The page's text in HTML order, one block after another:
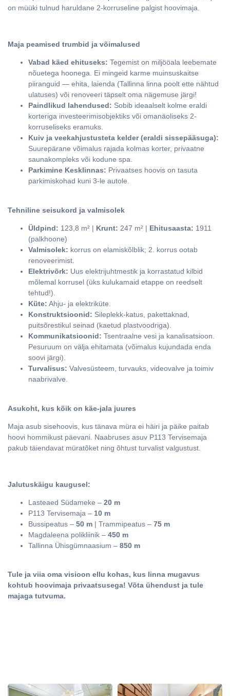
on müüki tulnud haruldane 2-korruseline palgist hoovimaja.
Maja peamised trumbid ja võimalused
Vabad käed ehituseks: Tegemist on miljööala leebemate
nõuetega hoonega. Ei mingeid karme muinsuskaitse
piiranguid — ehita, laienda (Tallinna linna poolt ette nähtud
ulatuses) või renoveeri täpselt oma nägemuse järgi!
Paindlikud lahendused: Sobib ideaalselt kolme eraldi
korteriga investeerimisobjektiks või omanäoliseks 2-
korruseliseks eramuks.
Kuiv ja veekahjustusteta kelder (eraldi sissepääsuga):
Suurepärane võimalus rajada kolmas korter, privaatne
saunakompleks või kodune spa.
Parkimine Kesklinnas: Privaatses hoovis on tasuta
parkimiskohad kuni 3-le autole.
Tehniline seisukord ja valmisolek
Üldpind: 123,8 m² | Krunt: 247 m² | Ehitusaasta: 1911
(palkhoone)
Valmisolek: korrus on elamiskõlblik; 2. korrus ootab
renoveerimist.
Elektrivõrk: Uus elektrijuhtmestik ja korrastatud kilbid
mõlemal korrusel (üks kulukamaid etappe on reedselt
tehtud!).
Küte: Ahju- ja elektriküte.
Konstruktsioonid: Sileplekk-katus, pakettaknad,
puitsõrestikul seinad (kaetud plastvoodriga).
Kommunikatsioonid: Tsentraalne vesi ja kanalisatsioon.
Pesuruum on välja ehitamata (võimalus kujundada enda
soovi järgi).
Turvalisus: Valvesüsteem, turvauks, videovalve ja toimiv
naabrivalve.
Asukoht, kus kõik on käe-jala juures
Maja asub sisehoovis, kus tänava müra ei häiri ja päike paitab
hoovi hommikust päevani. Naabruses asuv P113 Tervisemaja
pakub täiendavat müratõket ning õhtust turvalist valgustust.
Jalutuskäigu kaugusel:
Lasteaed Südameke – 20 m
P113 Tervisemaja – 10 m
Bussipeatus – 50 m | Trammipeatus – 75 m
Magdaleena polikliinik – 450 m
Tallinna Ühisgümnaasium – 850 m
Tule ja viia oma visioon ellu kohas, kus linna mugavus
kohtub hoovimaja privaatsusega! Võta ühendust ja tule
majaga tutvuma.